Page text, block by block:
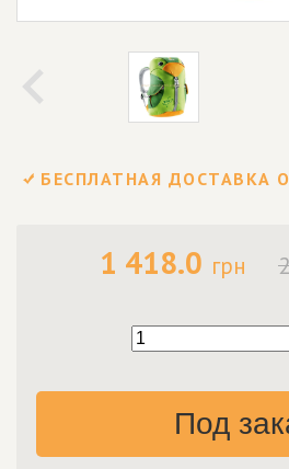
БЕСПЛАТНАЯ ДОСТАВКА
1 418.0 грн
Под